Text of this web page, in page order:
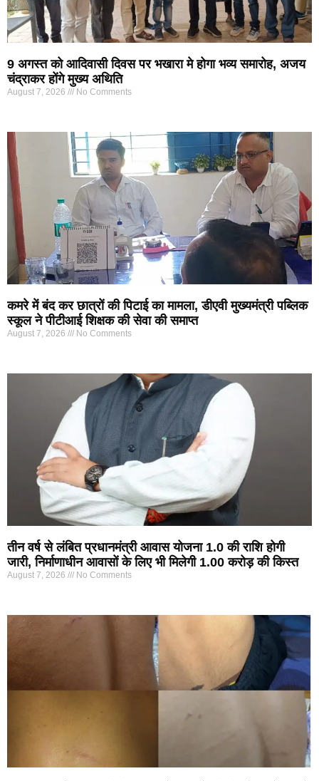
9 अगस्त को आदिवासी दिवस पर भखारा मे होगा भव्य समारोह, अजय
चंद्राकर होंगे मुख्य अथिति
August 7, 2026 No Comments
कमरे में बंद कर छात्रों की पिटाई का मामला, डीएवी मुख्यमंत्री पब्लिक
स्कूल ने पीटीआई शिक्षक की सेवा की समाप्त
August 7, 2026 No Comments
तीन वर्ष से लंबित प्रधानमंत्री आवास योजना 1.0 की राशि होगी
जारी, निर्माणाधीन आवासों के लिए भी मिलेगी 1.00 करोड़ की किस्त
August 7, 2026 No Comments